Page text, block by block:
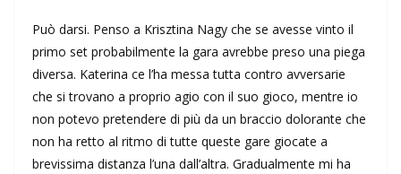
Può darsi. Penso a Krisztina Nagy che se avesse vinto il
primo set probabilmente la gara avrebbe preso una piega
diversa. Katerina ce l’ha messa tutta contro avversarie
che si trovano a proprio agio con il suo gioco, mentre io
non potevo pretendere di più da un braccio dolorante che
non ha retto al ritmo di tutte queste gare giocate a
brevissima distanza l’una dall’altra. Gradualmente mi ha